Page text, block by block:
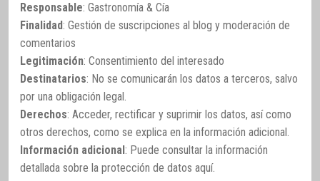
Responsable: Gastronomía & Cía
Finalidad: Gestión de suscripciones al blog y moderación de
comentarios
Legitimación: Consentimiento del interesado
Destinatarios: No se comunicarán los datos a terceros, salvo
por una obligación legal.
Derechos: Acceder, rectificar y suprimir los datos, así como
otros derechos, como se explica en la información adicional.
Información adicional: Puede consultar la información
detallada sobre la protección de datos aquí.